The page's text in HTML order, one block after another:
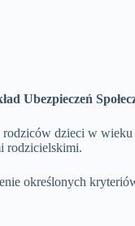
Ubezpieczeń
dzieci w wieku
rodzicielskimi.
określonych